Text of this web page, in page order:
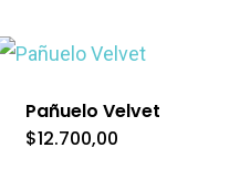
Pañuelo Velvet
$12.700,00